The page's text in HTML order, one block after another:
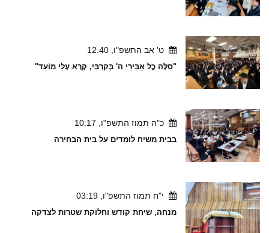
ט' אב התשפ"ו, 12:40
"סִלָּה כׇל אַבִּירַי ה' בְּקִרְבִּי, קָרָא עָלַי מוֹעֵד"
כ"ה תמוז התשפ"ו, 10:17
בבית משיח לומדים על בית הבחירה
י"ח תמוז התשפ"ו, 03:19
מנחה, שיחת קודש וחלוקת שטרות לצדקה